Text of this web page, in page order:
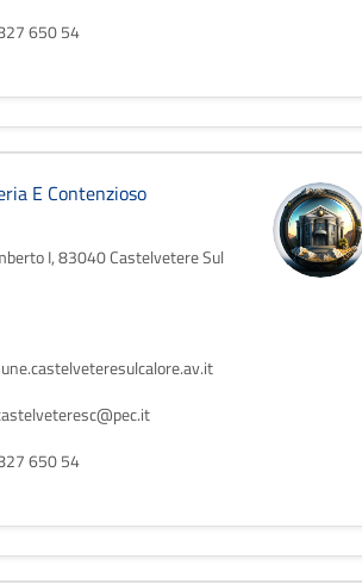
650 54
E Contenzioso
I, 83040 Castelvetere Sul
650 54